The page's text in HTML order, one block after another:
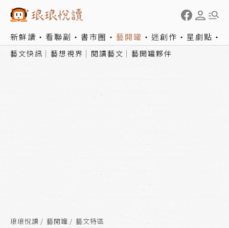
新鮮讀 看聯副 書市圈 藝開罐 迷創作 星劇點
藝文快訊 藝想視界 閱讀藝文 藝開罐夥伴
琅琅悅讀 藝開罐 藝文特區